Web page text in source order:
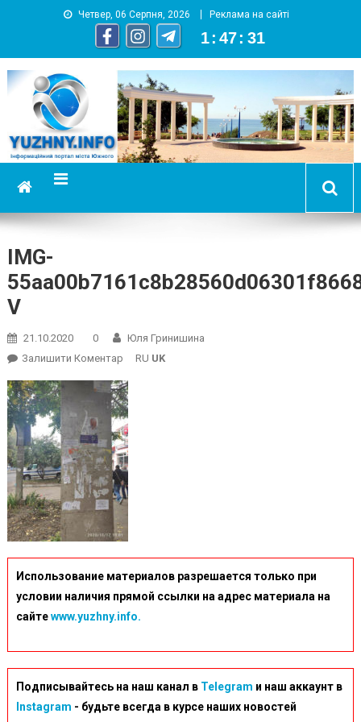
Четвер, 06 Серпня, 2026 Реклама на сайті
1 : 47 : 32
YUZHNY.INFO
информационный портал города Южный
IMG-
V
21.10.2020 0
Юля Гринишина
Залишити КоментарOn
55aa00b7161c8b28560d06301f866894-
V
RU UK
Использование материалов разрешается только при
условии наличия прямой ссылки на адрес материала на
сайтеwww.yuzhny.info.
Подписывайтесь на наш канал в Telegram и наш аккаунт в
Instagram - будьте всегда в курсе наших новостей